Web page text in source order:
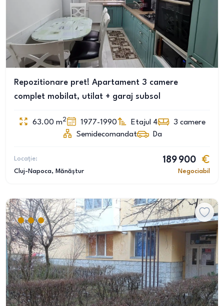
Repozitionare pret! Apartament 3 camere
complet mobilat, utilat + garaj subsol
63.00 m2 1977-1990 Etajul 4 3 camere
Semidecomandat
Da
Locație:
Cluj-Napoca, Mănăștur
189 900
Negociabil